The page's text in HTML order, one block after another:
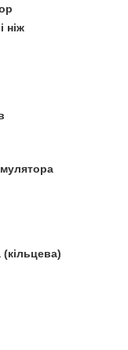
ніж
(кільцева)